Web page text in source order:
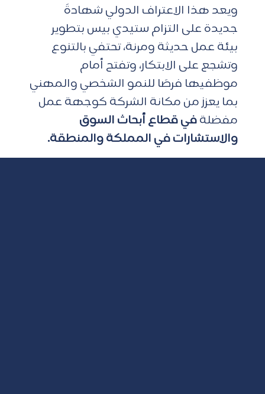
ويعد هذا الاعتراف الدولي شهادةً
جديدة على التزام ستيدي بيس بتطوير
بيئة عمل حديثة ومرنة، تحتفي بالتنوع
وتشجع على الابتكار، وتفتح أمام
موظفيها فرصًا للنمو الشخصي والمهني
بما يعزز من مكانة الشركة كوجهة عمل
مفضلة في قطاع أبحاث السوق
والاستشارات في المملكة والمنطقة.